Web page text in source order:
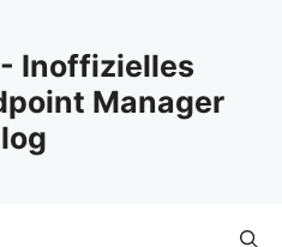
Inoffizielles
Manager